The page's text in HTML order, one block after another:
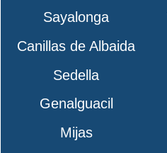
Sayalonga
Canillas de Albaida
Sedella
Genalguacil
Mijas